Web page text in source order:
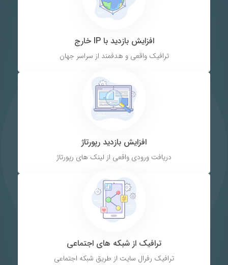
افزایش بازدید با IP خارج
ترافیک واقعی و هدفمند از سراسر جهان
افزایش بازدید رپورتاژ
دریافت ورودی واقعی از لینک های رپورتاژ
ترافیک از شبکه های اجتماعی
ترافیک رفرال سایت از طریق شبکه اجتماعی